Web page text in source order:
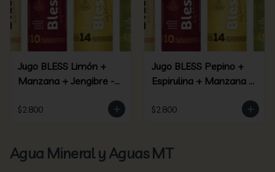
Jugo BLESS Limón +
Manzana + Jengibre -
$2.800
Jugo BLESS Pepino +
Espirulina + Manzana +
$2.800
Agua Mineral y Aguas MT